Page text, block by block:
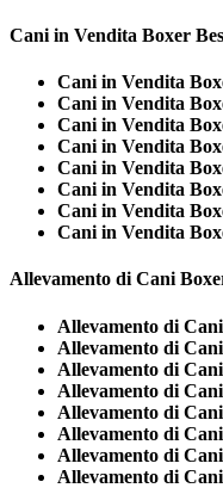
Cani in Vendita Boxer
Cani in Vendita
Cani in Vendita
Cani in Vendita
Cani in Vendita
Cani in Vendita
Cani in Vendita
Cani in Vendita
Cani in Vendita
Allevamento di Cani
Allevamento di
Allevamento di
Allevamento di
Allevamento di
Allevamento di
Allevamento di
Allevamento di
Allevamento di